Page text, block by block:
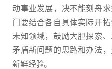
动事业发展，决不能刻舟
门要结合各自具体实际开
未知领域，鼓励大胆探索
矛盾新问题的思路和办法
新鲜经验。